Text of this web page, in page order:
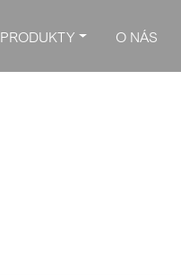
PRODUKTY O NÁS